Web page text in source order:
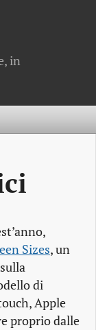
in
Sizes, un
di
Apple
proprio dalle